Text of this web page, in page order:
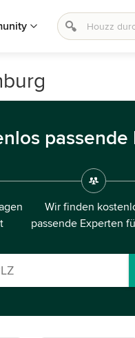
Wir finden
passende Experten